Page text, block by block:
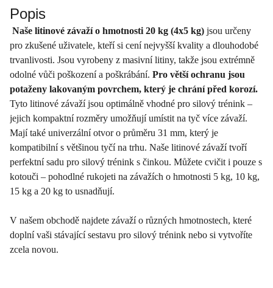
Popis
Naše litinové závaží o hmotnosti 20 kg (4x5 kg) jsou určeny
pro zkušené uživatele, kteří si cení nejvyšší kvality a dlouhodobé
trvanlivosti. Jsou vyrobeny z masivní litiny, takže jsou extrémně
odolné vůči poškození a poškrábání. Pro větší ochranu jsou
potaženy lakovaným povrchem, který je chrání před korozí.
Tyto litinové závaží jsou optimálně vhodné pro silový trénink –
jejich kompaktní rozměry umožňují umístit na tyč více závaží.
Mají také univerzální otvor o průměru 31 mm, který je
kompatibilní s většinou tyčí na trhu. Naše litinové závaží tvoří
perfektní sadu pro silový trénink s činkou. Můžete cvičit i pouze s
kotouči – pohodlné rukojeti na závažích o hmotnosti 5 kg, 10 kg,
15 kg a 20 kg to usnadňují.
V našem obchodě najdete závaží o různých hmotnostech, které
doplní vaši stávající sestavu pro silový trénink nebo si vytvoříte
zcela novou.